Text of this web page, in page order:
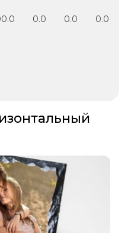
0.0 0.0 0.0